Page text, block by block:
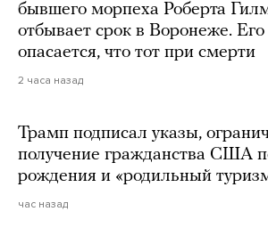
бывшего морпеха Роберта
отбывает срок в Воронеже.
опасается, что тот при смерти
2 часа назад
Трамп подписал указы,
получение гражданства США
рождения и «родильный
час назад